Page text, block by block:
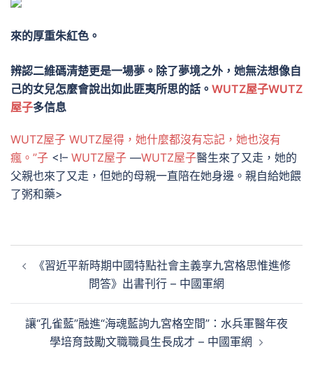
來的厚重朱紅色。
辨認二維碼清楚更是一場夢。除了夢境之外，她無法想像自
己的女兒怎麼會說出如此匪夷所思的話。 WUTZ屋子WUTZ
屋子多信息
WUTZ屋子 WUTZ屋得，她什麼都沒有忘記，她也沒有
瘋。”子 <!– WUTZ屋子 —WUTZ屋子醫生來了又走，她的
父親也來了又走，但她的母親一直陪在她身邊。親自給她餵
了粥和藥>
章
《習近平新時期中國特點社會主義享九宮格思惟進修
問答》出書刊行 – 中國軍網
讓“孔雀藍”融進“海魂藍詢九宮格空間”：水兵軍醫年夜
學培育鼓勵文職職員生長成才 – 中國軍網